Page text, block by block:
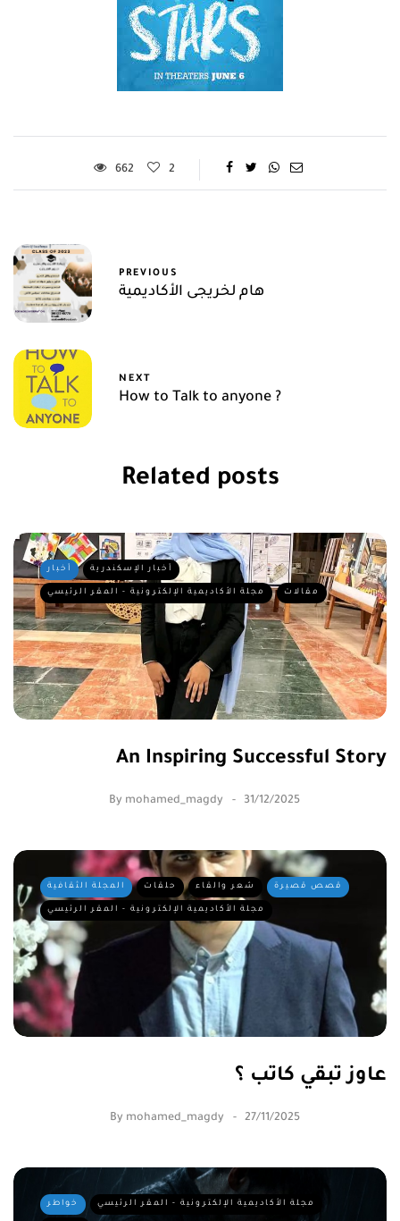
662 2
PREVIOUS
هام لخريجى الأكاديمية
NEXT
How to Talk to anyone ?
Related posts
أخبار أخبار الإسكندرية
مجلة الأكاديمية الإلكترونية - المقر الرئيسي مقالات
An Inspiring Successful Story
By mohamed_magdy 31/12/2025
المجلة الثقافية حلقات شعر والقاء قصص قصيرة
مجلة الأكاديمية الإلكترونية - المقر الرئيسي
عاوز تبقي كاتب ؟
By mohamed_magdy 27/11/2025
خواطر مجلة الأكاديمية الإلكترونية - المقر الرئيسي